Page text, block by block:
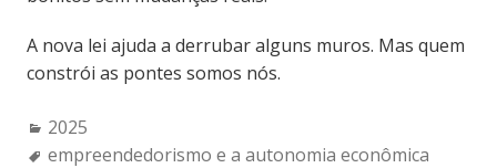
A nova lei ajuda a derrubar alguns muros. Mas quem
constrói as pontes somos nós.
Categories:
2025
Tags:
empreendedorismo e a autonomia econômica